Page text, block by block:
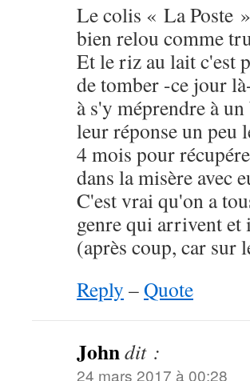
Le colis « La Poste
bien relou comme
Et le riz au lait c'est
de tomber -ce jour
à s'y méprendre à
leur réponse un peu
4 mois pour
dans la misère avec
C'est vrai qu'on a
genre qui arrivent
(après coup, car
Reply –Quote
Johndit :
24 mars 2017 à 00:28